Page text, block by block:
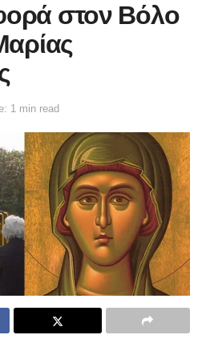
στον Βόλο
1 min read